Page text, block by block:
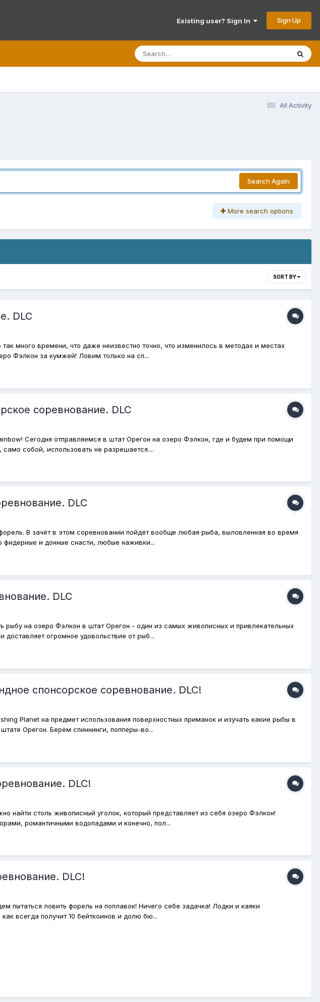
Existing user? Sign In Sign Up
All Activity
Search Again
More search options
SORT BY
DLC
много времени, что даже неизвестно точно, что изменилось в методах и местах
Фэлкон за кумжей! Ловим только на сп...
соревнование. DLC
Сегодня отправляемся в штат Орегон на озеро Фэлкон, где и будем при помощи
собой, использовать не разрешается....
DLC
В зачёт в этом соревновании пойдёт вообще любая рыба, выловленная во время
фидерные и донные снасти, любые наживки...
DLC
на озеро Фэлкон в штат Орегон - один из самых живописных и привлекательных
огромное удовольствие от рыб...
спонсорское соревнование. DLC!
Planet на предмет использования поверхностных приманок и изучать какие рыбы в
Орегон. Берём спиннинги, попперы-во...
DLC!
найти столь живописный уголок, который представляет из себя озеро Фэлкон!
романтичными водопадами и конечно, пол...
DLC!
пытаться ловить форель на поплавок! Ничего себе задачка! Лодки и каяки
всегда получит 10 бейткоинов и долю бю...